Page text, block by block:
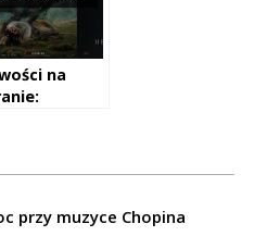
na
przy muzyce Chopina